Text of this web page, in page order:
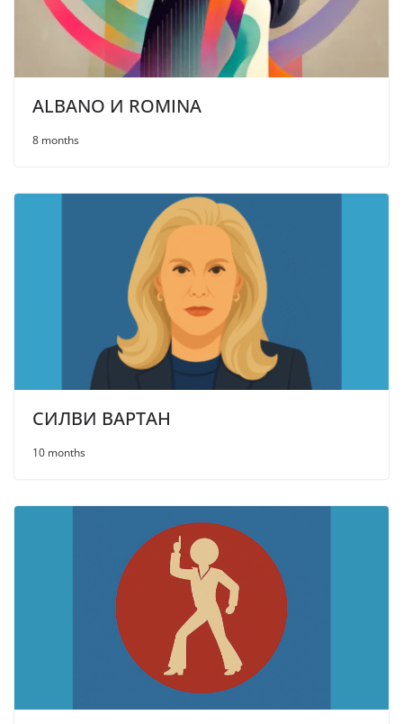
ALBANO И ROMINA
8 months
СИЛВИ ВАРТАН
10 months